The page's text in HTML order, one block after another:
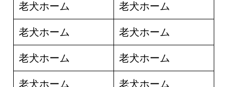
老犬ホーム 老犬ホーム
老犬ホーム 老犬ホーム
老犬ホーム 老犬ホーム
老犬ホーム 老犬ホーム